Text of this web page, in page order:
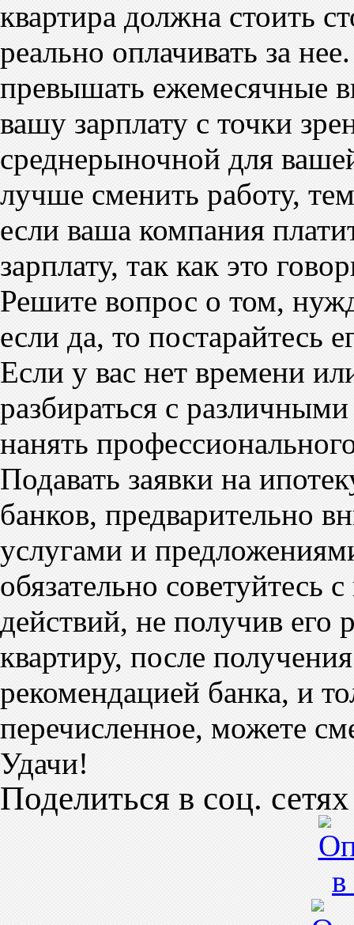
квартира должна стоить
реально оплачивать за
превышать ежемесячные
вашу зарплату с точки
среднерыночной для
лучше сменить работу,
если ваша компания
зарплату, так как это
Решите вопрос о том,
если да, то постарайтесь
Если у вас нет времени
разбираться с
нанять
Подавать заявки на
банков, предварительно
услугами и
обязательно
действий, не получив
квартиру, после
рекомендацией банка, и
перечисленное, можете
Удачи!
Поделиться в соц. сетях